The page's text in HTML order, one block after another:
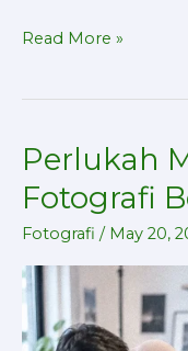
Read More »
Perlukah
Fotografi
Fotografi / May 20,
Perlukah
Mengikuti
Kursus
Fotografi
Berbayar?